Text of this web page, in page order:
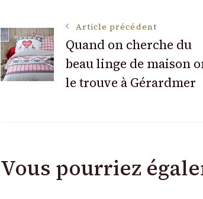
Navigation
des
Article précédent
Quand on cherche du
beau linge de maison
le trouve à Gérardmer
Vous pourriez